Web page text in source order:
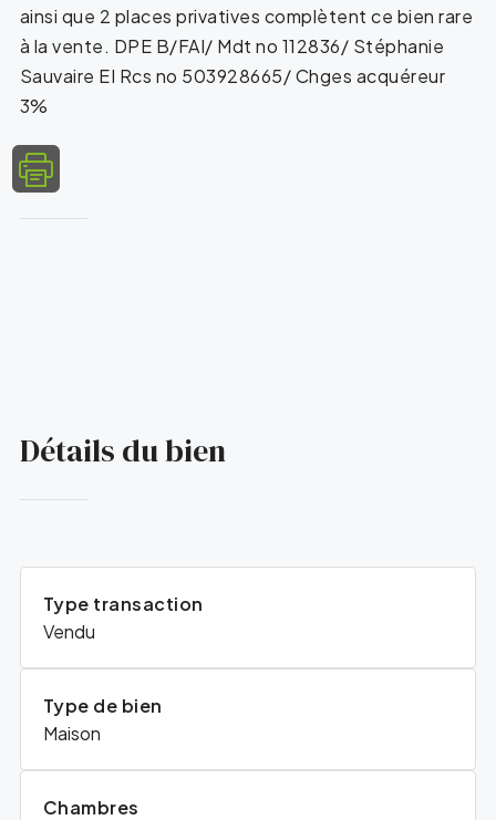
ainsi que 2 places privatives complètent ce bien rare
à la vente. DPE B/FAI/ Mdt no 112836/ Stéphanie
Sauvaire EI Rcs no 503928665/ Chges acquéreur
3%
Détails du bien
Type transaction
Vendu
Type de bien
Maison
Chambres